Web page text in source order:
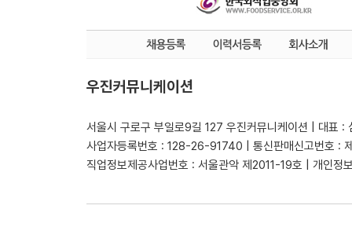
우진커뮤니케이션
서울시 구로구 부일로9길 127 우진커뮤니케이션 | 대표 :
사업자등록번호 : 128-26-91740 | 통신판매신고번호 :
직업정보제공사업번호 : 서울관악 제2011-19호 | 개인정